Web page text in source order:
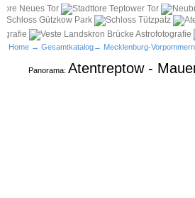
Home → Gesamtkatalog→ Mecklenburg-Vorpommern
Panorama: Atentreptow -